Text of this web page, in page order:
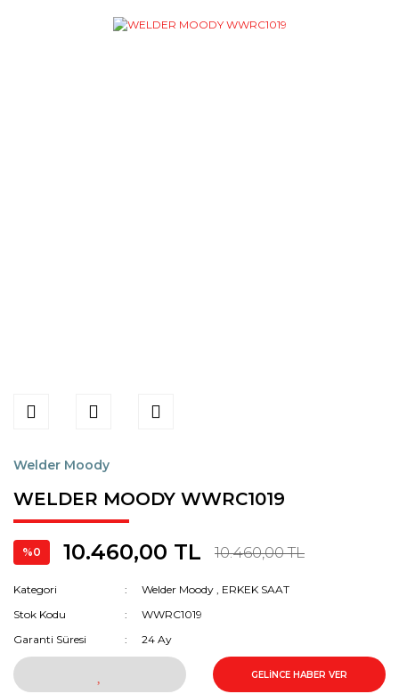
Welder Moody
WELDER MOODY WWRC1019
%0 10.460,00 TL 10.460,00 TL
Kategori Welder Moody , ERKEK SAAT
Stok Kodu
WWRC1019
Garanti Süresi
24 Ay
GELİNCE HABER VER